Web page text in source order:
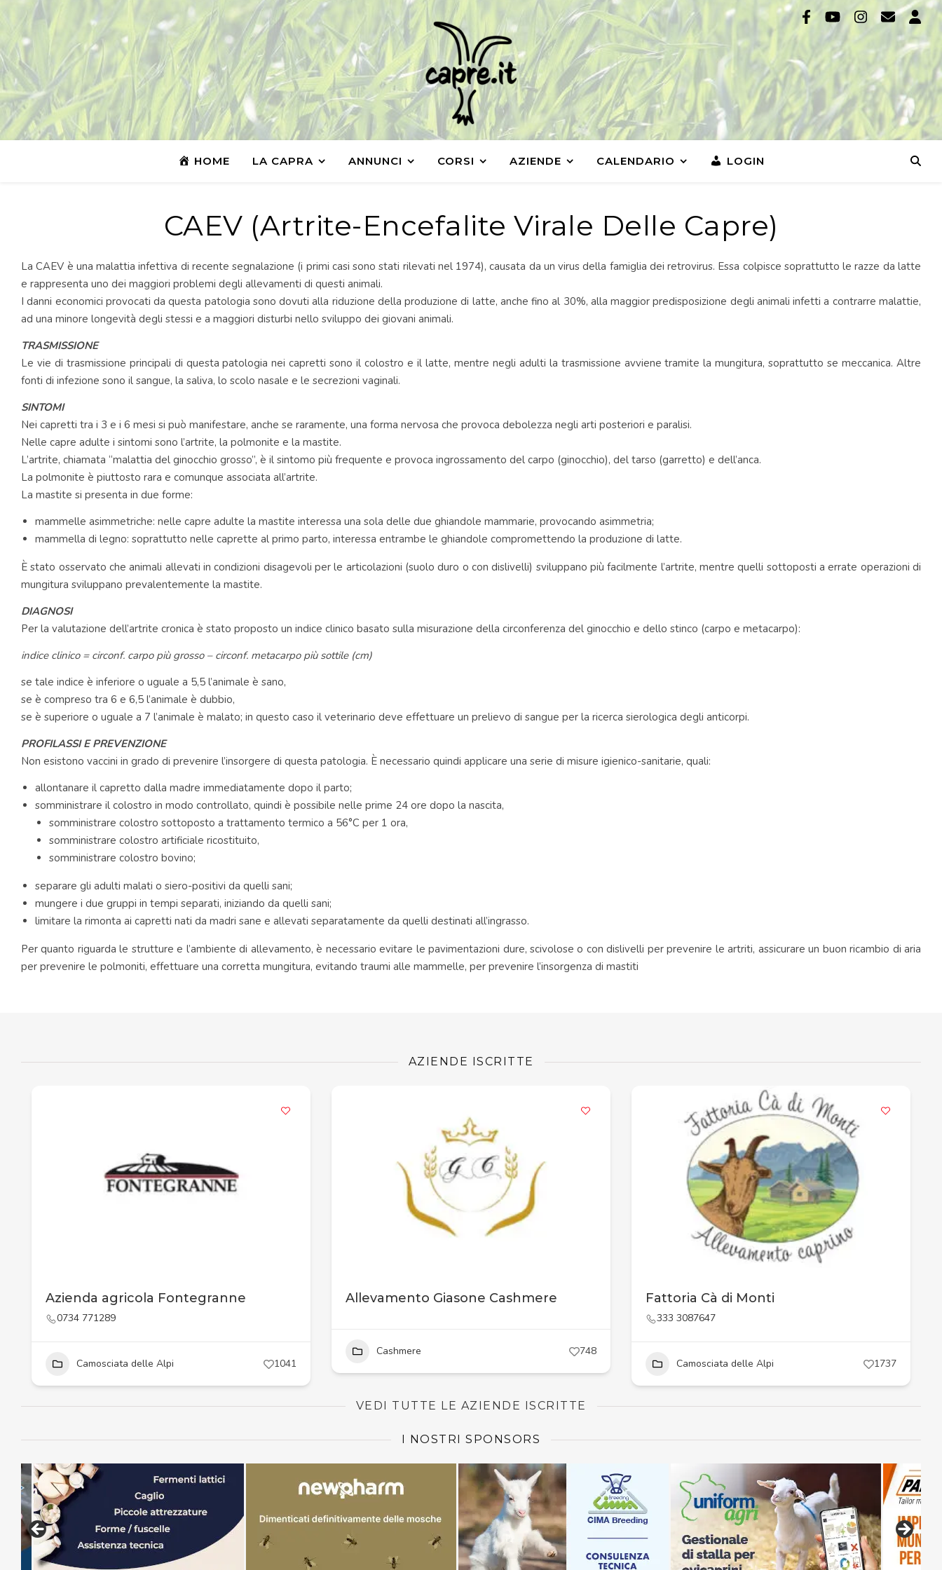
HOME LA CAPRA ANNUNCI CORSI AZIENDE CALENDARIO LOGIN
CAEV (Artrite-Encefalite Virale Delle Capre)
La CAEV è una malattia infettiva di recente segnalazione (i primi casi sono stati rilevati nel 1974), causata da un virus della famiglia dei retrovirus. Essa colpisce soprattutto le razze da latte
e rappresenta uno dei maggiori problemi degli allevamenti di questi animali.
I danni economici provocati da questa patologia sono dovuti alla riduzione della produzione di latte, anche fino al 30%, alla maggior predisposizione degli animali infetti a contrarre malattie,
ad una minore longevità degli stessi e a maggiori disturbi nello sviluppo dei giovani animali.
TRASMISSIONE
Le vie di trasmissione principali di questa patologia nei capretti sono il colostro e il latte, mentre negli adulti la trasmissione avviene tramite la mungitura, soprattutto se meccanica. Altre
fonti di infezione sono il sangue, la saliva, lo scolo nasale e le secrezioni vaginali.
SINTOMI
Nei capretti tra i 3 e i 6 mesi si può manifestare, anche se raramente, una forma nervosa che provoca debolezza negli arti posteriori e paralisi.
Nelle capre adulte i sintomi sono l’artrite, la polmonite e la mastite.
L’artrite, chiamata “malattia del ginocchio grosso”, è il sintomo più frequente e provoca ingrossamento del carpo (ginocchio), del tarso (garretto) e dell’anca.
La polmonite è piuttosto rara e comunque associata all’artrite.
La mastite si presenta in due forme:
mammelle asimmetriche: nelle capre adulte la mastite interessa una sola delle due ghiandole mammarie, provocando asimmetria;
mammella di legno: soprattutto nelle caprette al primo parto, interessa entrambe le ghiandole compromettendo la produzione di latte.
È stato osservato che animali allevati in condizioni disagevoli per le articolazioni (suolo duro o con dislivelli) sviluppano più facilmente l’artrite, mentre quelli sottoposti a errate operazioni di
mungitura sviluppano prevalentemente la mastite.
DIAGNOSI
Per la valutazione dell’artrite cronica è stato proposto un indice clinico basato sulla misurazione della circonferenza del ginocchio e dello stinco (carpo e metacarpo):
indice clinico = circonf. carpo più grosso – circonf. metacarpo più sottile (cm)
se tale indice è inferiore o uguale a 5,5 l’animale è sano,
se è compreso tra 6 e 6,5 l’animale è dubbio,
se è superiore o uguale a 7 l’animale è malato; in questo caso il veterinario deve effettuare un prelievo di sangue per la ricerca sierologica degli anticorpi.
PROFILASSI E PREVENZIONE
Non esistono vaccini in grado di prevenire l’insorgere di questa patologia. È necessario quindi applicare una serie di misure igienico-sanitarie, quali:
allontanare il capretto dalla madre immediatamente dopo il parto;
somministrare il colostro in modo controllato, quindi è possibile nelle prime 24 ore dopo la nascita,
somministrare colostro sottoposto a trattamento termico a 56°C per 1 ora,
somministrare colostro artificiale ricostituito,
somministrare colostro bovino;
separare gli adulti malati o siero-positivi da quelli sani;
mungere i due gruppi in tempi separati, iniziando da quelli sani;
limitare la rimonta ai capretti nati da madri sane e allevati separatamente da quelli destinati all’ingrasso.
Per quanto riguarda le strutture e l’ambiente di allevamento, è necessario evitare le pavimentazioni dure, scivolose o con dislivelli per prevenire le artriti, assicurare un buon ricambio di aria
per prevenire le polmoniti, effettuare una corretta mungitura, evitando traumi alle mammelle, per prevenire l’insorgenza di mastiti
AZIENDE ISCRITTE
Azienda agricola Fontegranne
0734 771289
Camosciata delle Alpi 1041
Allevamento Giasone Cashmere
Cashmere 748
Fattoria Cà di Monti
333 3087647
Camosciata delle Alpi 1737
VEDI TUTTE LE AZIENDE ISCRITTE
I NOSTRI SPONSORS